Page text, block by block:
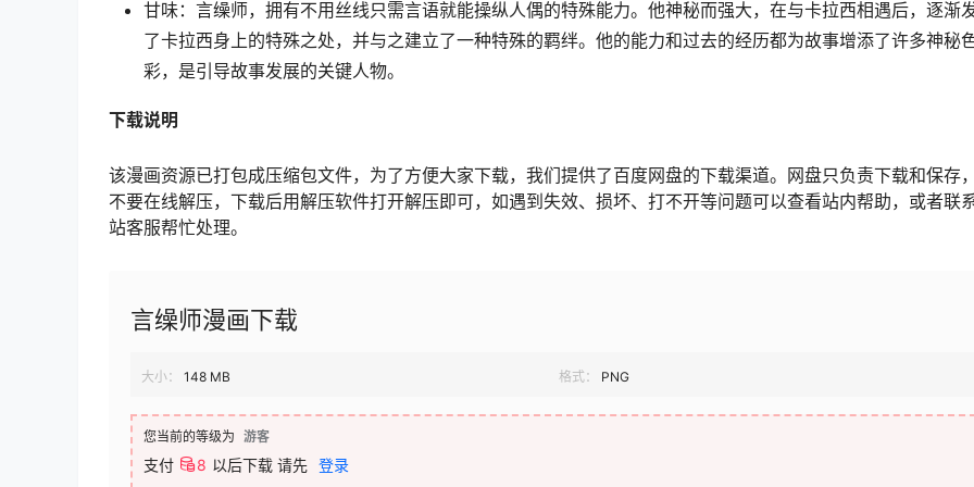
甘味：言缲师，拥有不用丝线只需言语就能操纵人偶的特殊能力。他神秘而强大，在与卡拉西相遇后，逐渐
了卡拉西身上的特殊之处，并与之建立了一种特殊的羁绊。他的能力和过去的经历都为故事增添了许多神秘
彩，是引导故事发展的关键人物。
下载说明
该漫画资源已打包成压缩包文件，为了方便大家下载，我们提供了百度网盘的下载渠道。网盘只负责下载和保存
不要在线解压，下载后用解压软件打开解压即可，如遇到失效、损坏、打不开等问题可以查看站内帮助，或者联
站客服帮忙处理。
言缲师漫画下载
大小： 148 MB 格式： PNG
您当前的等级为 游客
支付 8 以后下载 请先 登录